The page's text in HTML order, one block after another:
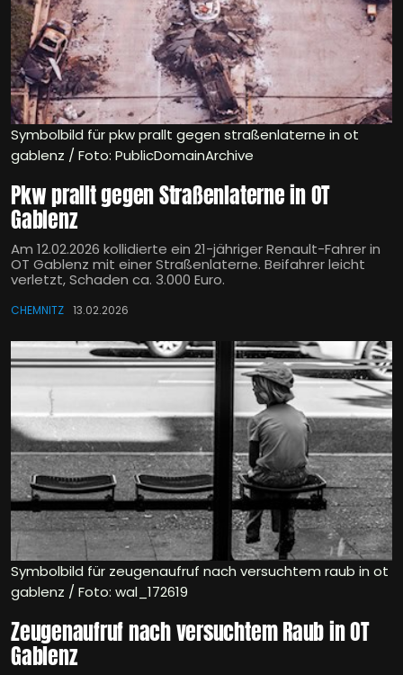
Symbolbild für pkw prallt gegen straßenlaterne in ot
gablenz / Foto: PublicDomainArchive
Pkw prallt gegen Straßenlaterne in OT
Gablenz
Am 12.02.2026 kollidierte ein 21-jähriger Renault-Fahrer in
OT Gablenz mit einer Straßenlaterne. Beifahrer leicht
verletzt, Schaden ca. 3.000 Euro.
CHEMNITZ 13.02.2026
Symbolbild für zeugenaufruf nach versuchtem raub in ot
gablenz / Foto: wal_172619
Zeugenaufruf nach versuchtem Raub in OT
Gablenz